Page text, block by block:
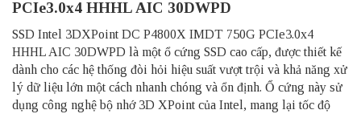
PCIe3.0x4 HHHL AIC 30DWPD
SSD Intel 3DXPoint DC P4800X IMDT 750G PCIe3.0x4
HHHL AIC 30DWPD là một ổ cứng SSD cao cấp, được thiết kế
dành cho các hệ thống đòi hỏi hiệu suất vượt trội và khả năng xử
lý dữ liệu lớn một cách nhanh chóng và ổn định. Ổ cứng này sử
dụng công nghệ bộ nhớ 3D XPoint của Intel, mang lại tốc độ